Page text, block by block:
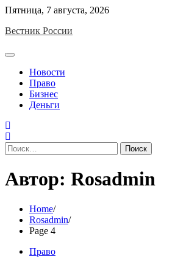
Skip
content
Пятница, 7 августа, 2026
Вестник России
Новости
Право
Бизнес
Деньги
Найти:
Автор: Rosadmin
Home
Rosadmin
Page 4
Право